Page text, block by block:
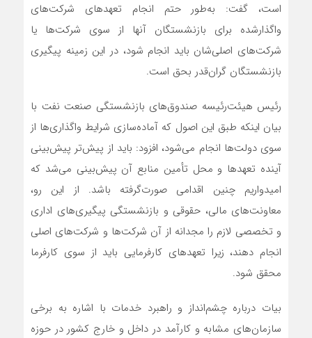
است، گفت: به‌طور حتم انجام تعهدهای شرکت‌های
واگذارشده برای بازنشستگان آنها از سوی شرکت‌ها یا
شرکت‌های اصلی‌شان باید انجام شود، در این زمینه پیگیری
بازنشستگان گران‌قدر بحق است.
رئیس هیئت‌رئیسه صندوق‌های بازنشستگی صنعت نفت با
بیان اینکه طبق این اصول که آماده‌سازی شرایط واگذاری‌ها از
سوی دولت‌ها انجام می‌شود، افزود: باید از پیش‌تر پیش‌بینی
آینده تعهدها و محل تأمین منابع آن پیش‌بینی می‌شد که
امیدواریم چنین اقدامی صورت‌گرفته باشد. از این‌ رو،
معاونت‌های مالی، حقوقی و بازنشستگی پیگیری‌های اداری
و تخصصی لازم را مجدانه از آن شرکت‌ها و شرکت‌های اصلی
انجام دهند، زیرا تعهدهای کارفرمایی باید از سوی کارفرما
محقق شود.
بیات درباره چشم‌انداز و راهبرد خدمات با اشاره به برخی
سازمان‌های مشابه و کارآمد در داخل و خارج کشور در حوزه